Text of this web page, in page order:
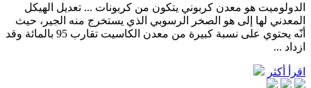
الدولوميت هو معدن كربوني يتكون من كربونات ... تعديل الهيكل
المعدني لها إلى هو الصخر الرسوبي الذي يستخرج منه الجير، حيث
أنّه يحتوي على نسبة كبيرة من معدن الكاسيت تقارب 95 بالمائة وقد
ازداد ...
اقرأ أكثر